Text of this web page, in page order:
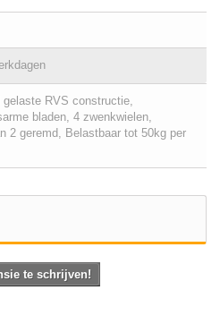
gelaste RVS constructie,
bladen, 4 zwenkwielen,
2 geremd, Belastbaar tot 50kg per
te schrijven!